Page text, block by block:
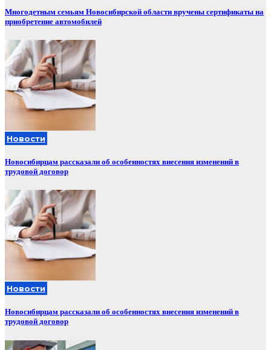
Многодетным семьям Новосибирской области вручены сертификаты на
приобретение автомобилей
Новости
Новосибирцам рассказали об особенностях внесения изменений в
трудовой договор
Новости
Новосибирцам рассказали об особенностях внесения изменений в
трудовой договор